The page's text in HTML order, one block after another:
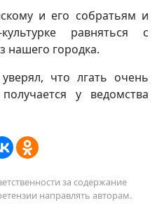
и его собратьям и
равняться с
городка.
что лгать очень
у ведомства
за содержание
направлять авторам.